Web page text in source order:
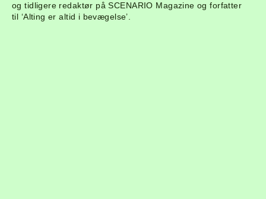
og tidligere redaktør på SCENARIO Magazine og forfatter
til ‘Alting er altid i bevægelse’.